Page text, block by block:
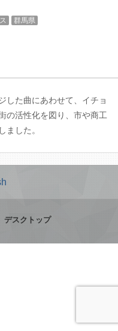
群馬県
した曲にあわせて、イチョ
の活性化を図り、市や商工
ました。
デスクトップ